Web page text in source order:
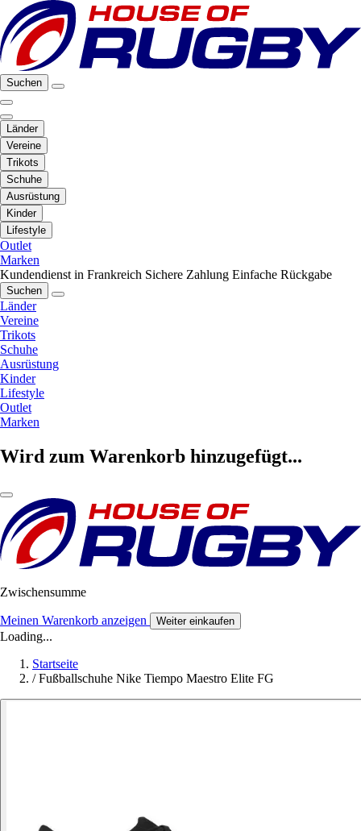
Suchen
Länder
Vereine
Trikots
Schuhe
Ausrüstung
Kinder
Lifestyle
Outlet
Marken
Kundendienst in Frankreich Sichere Zahlung Einfache Rückgabe
Suchen
Länder
Vereine
Trikots
Schuhe
Ausrüstung
Kinder
Lifestyle
Outlet
Marken
Wird zum Warenkorb hinzugefügt...
Zwischensumme
Meinen Warenkorb anzeigen Weiter einkaufen
Loading...
Startseite
/ Fußballschuhe Nike Tiempo Maestro Elite FG